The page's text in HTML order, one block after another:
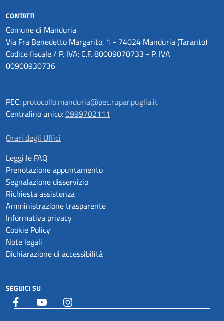
CONTATTI
Comune di Manduria
Via Fra Benedetto Margarito, 1 - 74024 Manduria (Taranto)
Codice fiscale / P. IVA: C.F. 80009070733 - P. IVA
00900930736
PEC: protocollo.manduria@pec.rupar.puglia.it
Centralino unico:0999702111
Orari degli Uffici
Leggi le FAQ
Prenotazione appuntamento
Segnalazione disservizio
Richiesta assistenza
Amministrazione trasparente
Informativa privacy
Cookie Policy
Note legali
Dichiarazione di accessibilità
SEGUICI SU
Facebook YouTube